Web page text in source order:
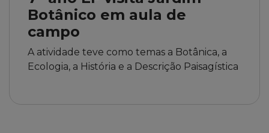
Botânico em aula de
campo
A atividade teve como temas a Botânica, a
Ecologia, a História e a Descrição Paisagística